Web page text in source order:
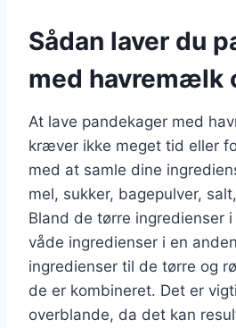
Sådan laver du
med havremælk
At lave pandekager med
kræver ikke meget tid eller
med at samle dine
mel, sukker, bagepulver,
Bland de tørre ingredienser
våde ingredienser i en
ingredienser til de tørre og
de er kombineret. Det er
overblande, da det kan